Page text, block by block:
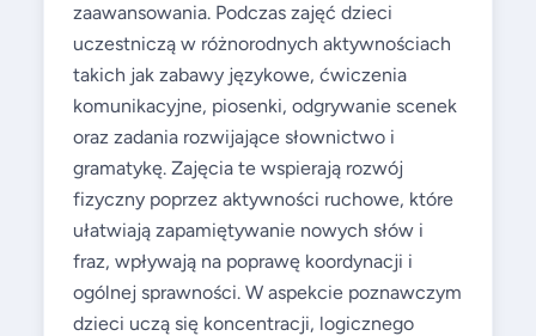
zaawansowania. Podczas zajęć dzieci
uczestniczą w różnorodnych aktywnościach
takich jak zabawy językowe, ćwiczenia
komunikacyjne, piosenki, odgrywanie scenek
oraz zadania rozwijające słownictwo i
gramatykę. Zajęcia te wspierają rozwój
fizyczny poprzez aktywności ruchowe, które
ułatwiają zapamiętywanie nowych słów i
fraz, wpływają na poprawę koordynacji i
ogólnej sprawności. W aspekcie poznawczym
dzieci uczą się koncentracji, logicznego